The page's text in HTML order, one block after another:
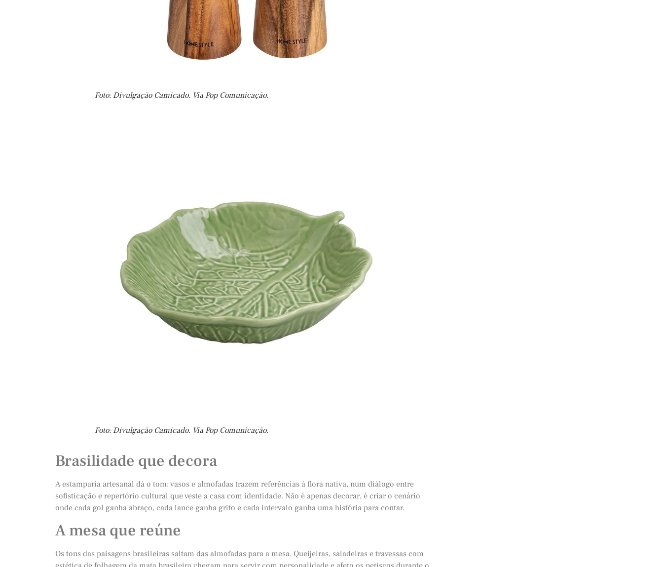
Foto: Divulgação Camicado. Via Pop Comunicação.
Foto: Divulgação Camicado. Via Pop Comunicação.
Brasilidade que decora
A estamparia artesanal dá o tom: vasos e almofadas trazem referências à flora nativa, num diálogo entre
sofisticação e repertório cultural que veste a casa com identidade. Não é apenas decorar, é criar o cenário
onde cada gol ganha abraço, cada lance ganha grito e cada intervalo ganha uma história para contar.
A mesa que reúne
Os tons das paisagens brasileiras saltam das almofadas para a mesa. Queijeiras, saladeiras e travessas com